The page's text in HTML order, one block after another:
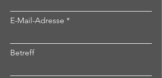
E-Mail-Adresse
Betreff